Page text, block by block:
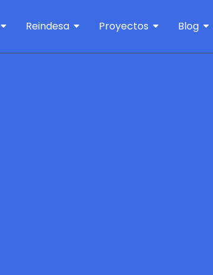
Reindesa Proyectos Blog